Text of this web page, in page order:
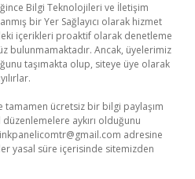
Bilgi Teknolojileri ve İletişim
bir Yer Sağlayıcı olarak hizmet
içerikleri proaktif olarak denetleme
bulunmamaktadır. Ancak, üyelerimiz
taşımakta olup, siteye üye olarak
tamamen ücretsiz bir bilgi paylaşım
aykırı olduğunu
adresine
yasal süre içerisinde sitemizden